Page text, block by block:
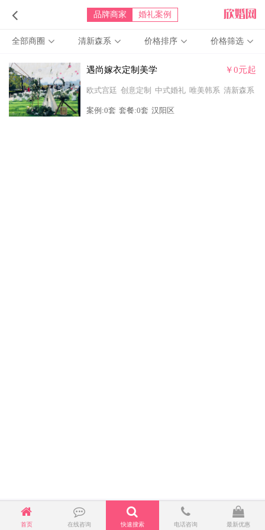
品牌商家 婚礼案例
全部商圈 清新森系 价格排序 价格筛选
遇尚嫁衣定制美学 ￥0元起
欧式宫廷 创意定制 中式婚礼 唯美韩系 清新森系
案例:0套 套餐:0套 汉阳区
首页 在线咨询 快速搜索 电话咨询 最新优惠